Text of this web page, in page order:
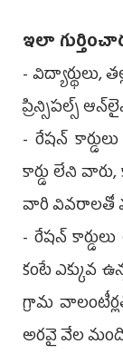
ఇలా
-
ప్రిన్సిపల్స్
- రేషన్
కార్డు లేని
వారి వివరాలతో
- రేషన్
కంటే ఎక్కువ
గ్రామ
అరవై వేల